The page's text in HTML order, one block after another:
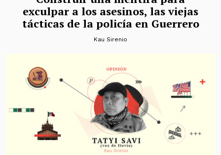
exculpar a los asesinos, las viejas
tácticas de la policía en Guerrero
Kau Sirenio